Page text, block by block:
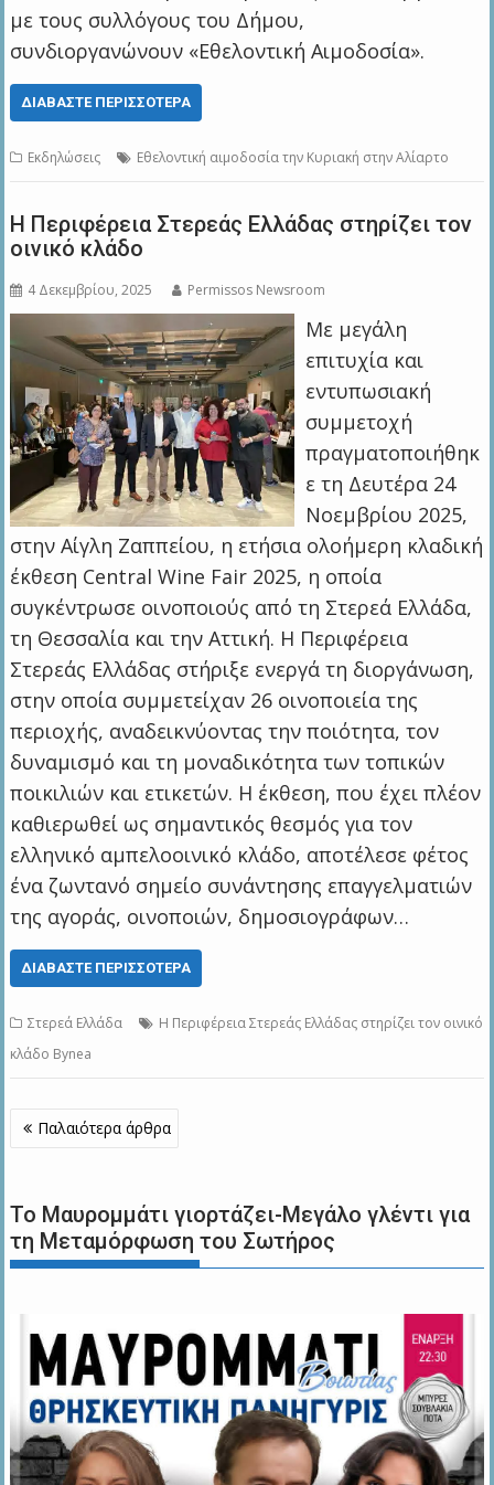
με τους συλλόγους του Δήμου,
συνδιοργανώνουν «Εθελοντική Αιμοδοσία».
ΔΙΑΒΆΣΤΕ ΠΕΡΙΣΣΌΤΕΡΑ
Εκδηλώσεις Εθελοντική αιμοδοσία την Κυριακή στην Αλίαρτο
Η Περιφέρεια Στερεάς Ελλάδας στηρίζει τον
οινικό κλάδο
4 Δεκεμβρίου, 2025 Permissos Newsroom
Με μεγάλη
επιτυχία και
εντυπωσιακή
συμμετοχή
πραγματοποιήθηκ
ε τη Δευτέρα 24
Νοεμβρίου 2025,
στην Αίγλη Ζαππείου, η ετήσια ολοήμερη κλαδική
έκθεση Central Wine Fair 2025, η οποία
συγκέντρωσε οινοποιούς από τη Στερεά Ελλάδα,
τη Θεσσαλία και την Αττική. Η Περιφέρεια
Στερεάς Ελλάδας στήριξε ενεργά τη διοργάνωση,
στην οποία συμμετείχαν 26 οινοποιεία της
περιοχής, αναδεικνύοντας την ποιότητα, τον
δυναμισμό και τη μοναδικότητα των τοπικών
ποικιλιών και ετικετών. Η έκθεση, που έχει πλέον
καθιερωθεί ως σημαντικός θεσμός για τον
ελληνικό αμπελοοινικό κλάδο, αποτέλεσε φέτος
ένα ζωντανό σημείο συνάντησης επαγγελματιών
της αγοράς, οινοποιών, δημοσιογράφων…
ΔΙΑΒΆΣΤΕ ΠΕΡΙΣΣΌΤΕΡΑ
Στερεά Ελλάδα
Η Περιφέρεια Στερεάς Ελλάδας στηρίζει τον οινικό
κλάδο Bynea
Πλοήγηση
άρθρων
Παλαιότερα άρθρα
Το Μαυρομμάτι γιορτάζει-Μεγάλο γλέντι για
τη Μεταμόρφωση του Σωτήρος